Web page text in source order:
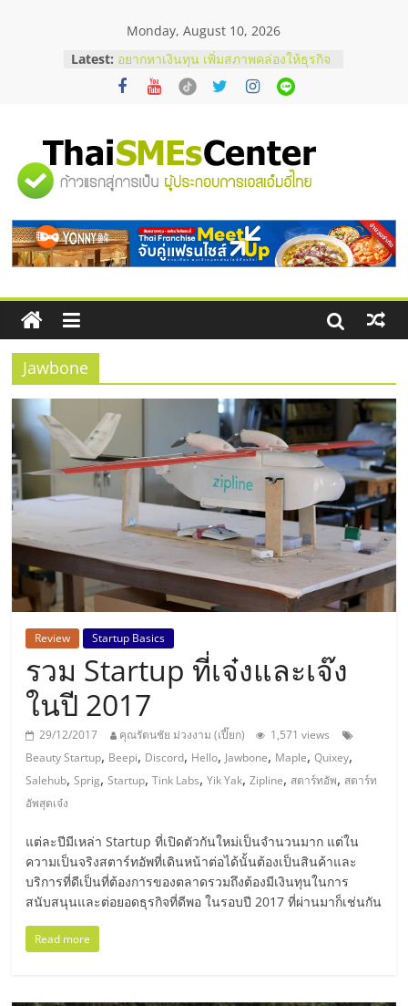
Monday, August 10, 2026
Latest: อยากหาเงินทุน เพิ่มสภาพคล่องให้ธุรกิจ
เริ่มยังไงให้ผ่านฉลุย
สัมมนาออนไลน์ โอกาสบริหารสถานี
ThaiFranchise Meet Up จับคู่แฟรน
ไชส์ ครั้งที่ 8
ร้านเครื่องเสียงคุณภาพสูง พร้อม
บริษัท Cybersecurity ในไทยที่ไหนดี?
วิธีเลือกผู้ให้บริการให้คุ้มค่าและตอบ
โจทย์ธุรกิจ
"ศูนย์
รวม
ข้อมูล
ธุรกิจ
SME
แห่ง
ประเทศไทย,
ThaiSMEsCenter,
รวม
ธุรกิจ
เอ
ส
เอ็
มอี
ไทย,
SMEs,
Jawbone
Review Startup Basics
รวม Startup ที่เจ๋งและเจ๊ง
ในปี 2017
29/12/2017 คุณรัตนชัย ม่วงงาม (เปี๊ยก)
1,571 views
Beauty Startup, Beepi, Discord, Hello, Jawbone, Maple,Quixey,
Salehub,Sprig,Startup,Tink Labs,Yik Yak,Zipline, สตาร์ทอัพ, สตาร์ท
อัพสุดเจ๋ง
แต่ละปีมีเหล่า Startup ที่เปิดตัวกันใหม่เป็นจำนวนมาก แต่ใน
ความเป็นจริงสตาร์ทอัพที่เดินหน้าต่อได้นั้นต้องเป็นสินค้าและ
บริการที่ดีเป็นที่ต้องการของตลาดรวมถึงต้องมีเงินทุนในการ
สนับสนุนและต่อยอดธุรกิจที่ดีพอ ในรอบปี 2017 ที่ผ่านมาก็เช่นกัน
Read more